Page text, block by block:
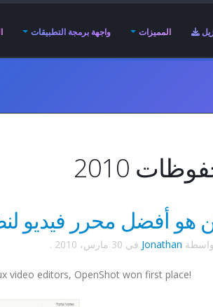
المميزات واجهة برمجة التطبيقات
2010
هو أفضل محرر فيديو
Jonathan في 30 مارس، 2010 .
video editors, OpenShot won first place!